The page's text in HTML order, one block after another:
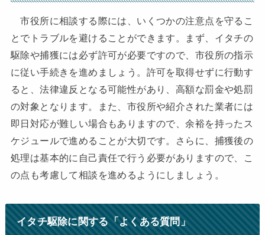
市役所に相談する際には、いくつかの注意点を守るこ
とでトラブルを避けることができます。まず、イタチの
駆除や捕獲には必ず許可が必要ですので、市役所の指示
に従い手続きを進めましょう。許可を取得せずに行動す
ると、法律違反となる可能性があり、高額な罰金や処罰
の対象となります。また、市役所や紹介された業者には
即日対応が難しい場合もありますので、余裕を持ったス
ケジュールで進めることが大切です。さらに、捕獲後の
処理は基本的に自己責任で行う必要がありますので、こ
の点も考慮して相談を進めるようにしましょう。
イタチ駆除に関する「よくある質問」